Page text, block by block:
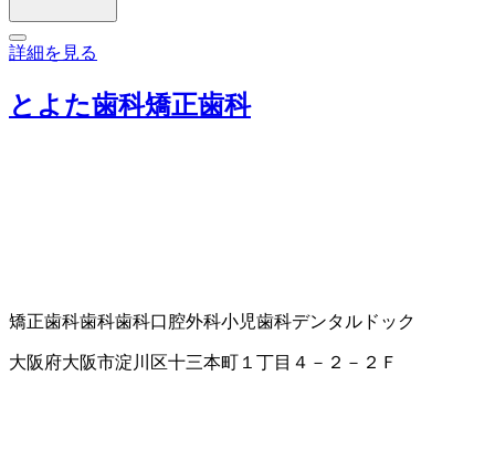
詳細を見る
とよた歯科矯正歯科
矯正歯科歯科歯科口腔外科小児歯科デンタルドック
大阪府大阪市淀川区十三本町１丁目４－２－２Ｆ